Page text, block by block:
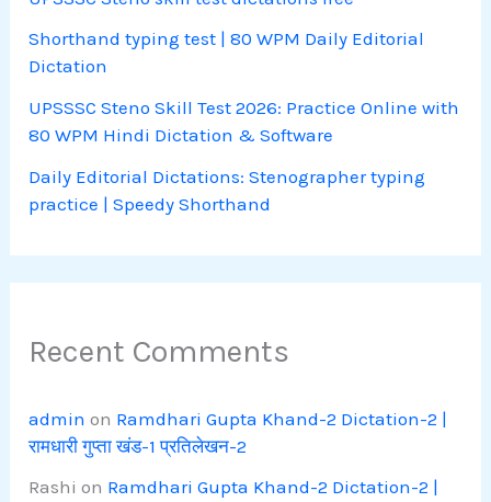
Shorthand typing test | 80 WPM Daily Editorial
Dictation
UPSSSC Steno Skill Test 2026: Practice Online with
80 WPM Hindi Dictation & Software
Daily Editorial Dictations: Stenographer typing
practice | Speedy Shorthand
Recent Comments
admin on Ramdhari Gupta Khand-2 Dictation-2 |
रामधारी गुप्ता खंड-1 प्रतिलेखन-2
Rashi on Ramdhari Gupta Khand-2 Dictation-2 |